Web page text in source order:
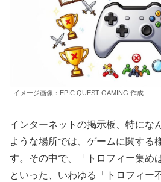
イメージ画像：EPIC QUEST GAMING 作成
インターネットの掲示板、特にな
ような場所では、ゲームに関する
す。その中で、「トロフィー集め
といった、いわゆる「トロフィー